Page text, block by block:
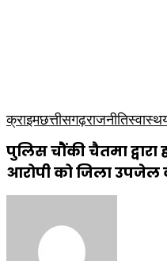
क्राइमछत्तीसगढ़राजनीति
पुलिस चौंकी चैतमा द्वारा
आरोपी को जिला उपजेल